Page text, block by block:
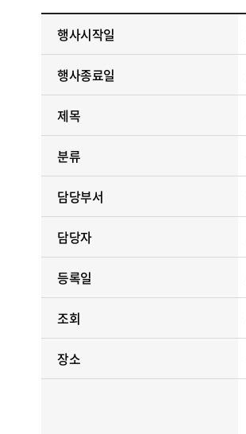
행사시작일
행사종료일
제목
분류
담당부서
담당자
등록일
조회
장소